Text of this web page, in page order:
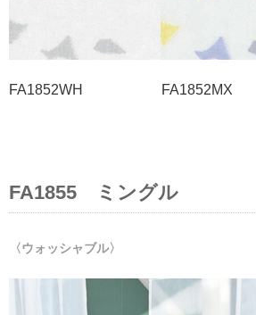
FA1852WH FA1852MX
FA1855 ミングル
〈ウォッシャブル〉